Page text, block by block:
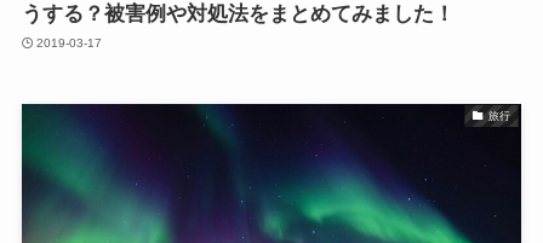
うする？被害例や対処法をまとめてみました！
2019-03-17
旅行